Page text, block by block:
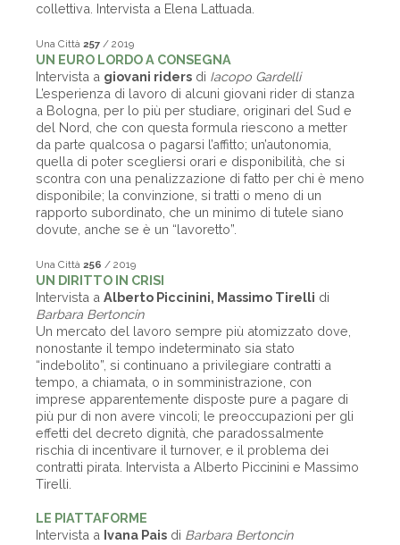
collettiva. Intervista a Elena Lattuada.
Una Città 257 / 2019
UN EURO LORDO A CONSEGNA
Intervista a giovani riders di Iacopo Gardelli
L’esperienza di lavoro di alcuni giovani rider di stanza
a Bologna, per lo più per studiare, originari del Sud e
del Nord, che con questa formula riescono a metter
da parte qualcosa o pagarsi l’affitto; un’autonomia,
quella di poter scegliersi orari e disponibilità, che si
scontra con una penalizzazione di fatto per chi è meno
disponibile; la convinzione, si tratti o meno di un
rapporto subordinato, che un minimo di tutele siano
dovute, anche se è un “lavoretto”.
Una Città 256 / 2019
UN DIRITTO IN CRISI
Intervista a Alberto Piccinini, Massimo Tirelli di
Barbara Bertoncin
Un mercato del lavoro sempre più atomizzato dove,
nonostante il tempo indeterminato sia stato
“indebolito”, si continuano a privilegiare contratti a
tempo, a chiamata, o in somministrazione, con
imprese apparentemente disposte pure a pagare di
più pur di non avere vincoli; le preoccupazioni per gli
effetti del decreto dignità, che paradossalmente
rischia di incentivare il turnover, e il problema dei
contratti pirata. Intervista a Alberto Piccinini e Massimo
Tirelli.
LE PIATTAFORME
Intervista a Ivana Pais di Barbara Bertoncin